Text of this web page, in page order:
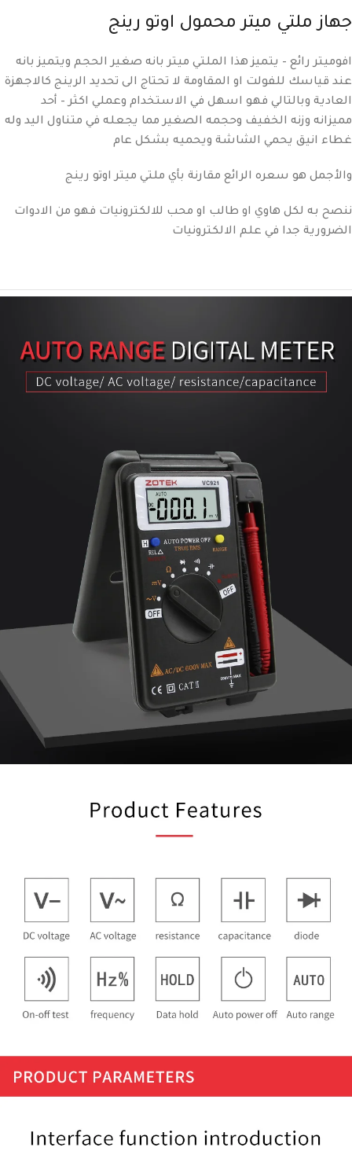
جهاز ملتي ميتر محمول اوتو رينج
افوميتر رائع – يتميز هذا الملتي ميتر بانه صغير الحجم ويتميز بانه
عند قياسك للفولت او المقاومة لا تحتاج الى تحديد الرينج كالاجهزة
العادية وبالتالي فهو اسهل في الاستخدام وعملي اكثر – أحد
مميزانه وزنه الخفيف وحجمه الصغير مما يجعله في متناول اليد وله
غطاء انيق يحمي الشاشة ويحميه بشكل عام
والأجمل هو سعره الرائع مقارنة بأي ملتي ميتر اوتو رينج
ننصح به لكل هاوي او طالب او محب للالكترونيات فهو من الادوات
الضرورية جدا في علم الالكترونيات